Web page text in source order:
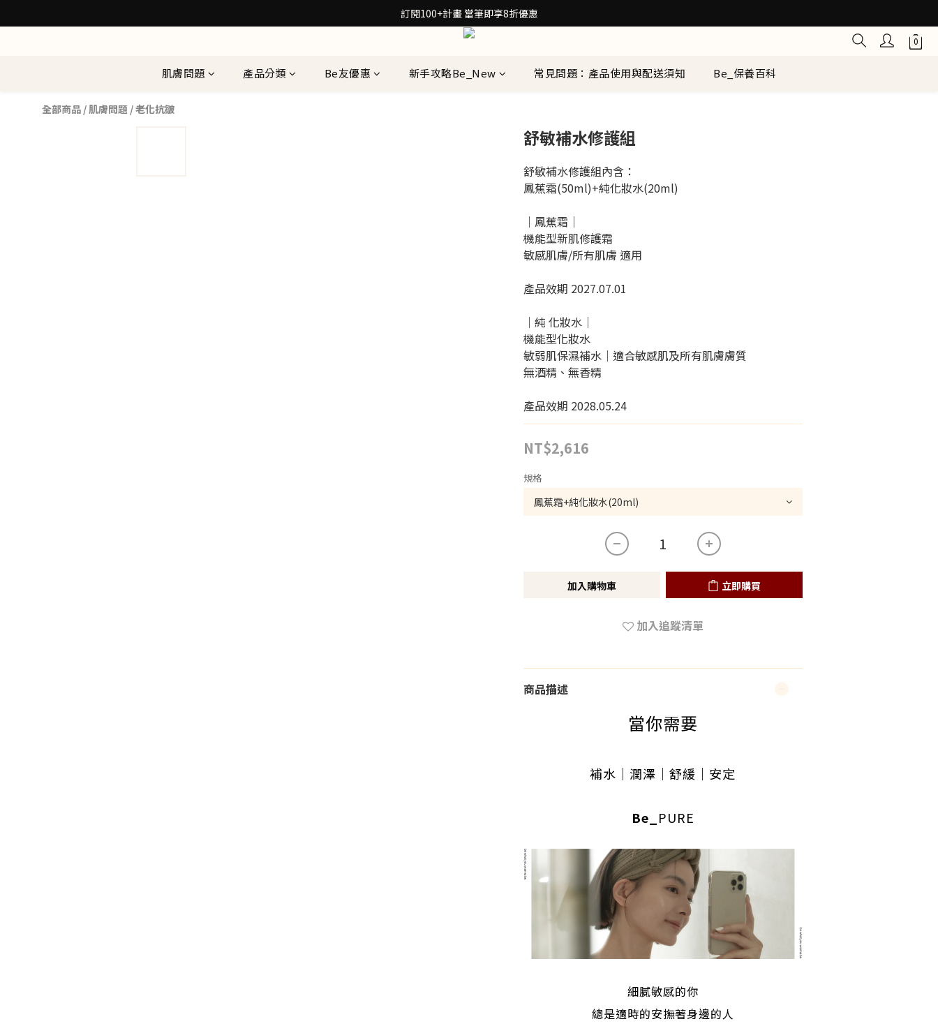
30秒檢測膚質！再拿保養配方箋7折券
訂閱100+計畫 當筆即享8折優惠
30秒檢測膚質！再拿保養配方箋7折券
肌膚問題 產品分類 Be友優惠 新手攻略Be_New 常見問題：產品使用與配送須知 Be_保養百科
全部商品 /肌膚問題 /老化抗皺
舒敏補水修護組
舒敏補水修護組內含：
鳳蕉霜(50ml)+純化妝水(20ml)
｜鳳蕉霜｜
機能型新肌修護霜
敏感肌膚/所有肌膚 適用
產品效期 2027.07.01
｜純 化妝水｜
機能型化妝水
敏弱肌保濕補水｜適合敏感肌及所有肌膚膚質
無酒精、無香精
產品效期 2028.05.24
NT$2,616
規格
加入購物車 立即購買
加入追蹤清單
商品描述
當你需要
補水｜潤澤 ｜舒緩 ｜安定
Be_ PURE
細膩敏感的你
總是適時的安撫著身邊的人